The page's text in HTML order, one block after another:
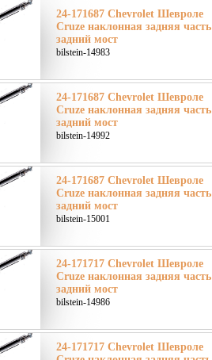
24-171687 Chevrolet Шевроле
Cruze наклонная задняя часть
задний мост
bilstein-14983
24-171687 Chevrolet Шевроле
Cruze наклонная задняя часть
задний мост
bilstein-14992
24-171687 Chevrolet Шевроле
Cruze наклонная задняя часть
задний мост
bilstein-15001
24-171717 Chevrolet Шевроле
Cruze наклонная задняя часть
задний мост
bilstein-14986
24-171717 Chevrolet Шевроле